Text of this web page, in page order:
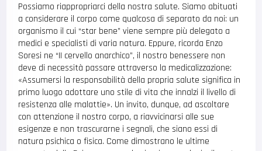
Possiamo riappropriarci della nostra salute. Siamo abituati
a considerare il corpo come qualcosa di separato da noi: un
organismo il cui “star bene” viene sempre più delegato a
medici e specialisti di varia natura. Eppure, ricorda Enzo
Soresi ne “II cervello anarchico”, il nostro benessere non
deve di necessità passare attraverso la medicalizzazione:
«Assumersi la responsabilità della propria salute significa in
primo luogo adottare uno stile di vita che innalzi il livello di
resistenza alle malattie». Un invito, dunque, ad ascoltare
con attenzione il nostro corpo, a riavvicinarsi alle sue
esigenze e non trascurarne i segnali, che siano essi di
natura psichica o fisica. Come dimostrano le ultime